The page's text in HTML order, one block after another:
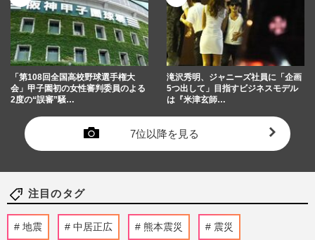
「第108回全国高校野球選手権大
会」甲子園初の女性審判委員のよる
2度の“誤審”騒…
滝沢秀明、ジャニーズ社員に「企画
5つ出して」目指すビジネスモデル
は『米津玄師…
7位以降を見る
注目のタグ
地震 中居正広 熊本震災 震災